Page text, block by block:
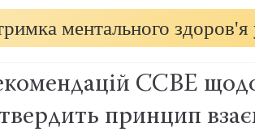
ментального здоров'я
CCBE
принцип